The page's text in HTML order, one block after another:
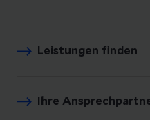
Leistungen finden
Ihre